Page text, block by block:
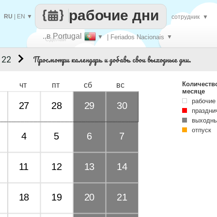
Сделай
..в Portugal ▼ | Feriados Nacionais ▼
рабочие дни
RU EN ▼ сотрудник ▼
Просмотри календарь и добавь свои выходные дни.
чт пт сб вс
27 28 29 30
4 5 6 7
11 12 13 14
18 19 20 21
месяце
отпуск